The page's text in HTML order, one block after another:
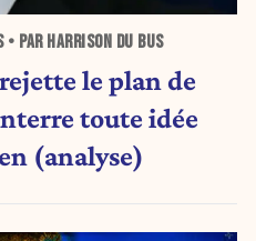
• PAR HARRISON DU BUS
le plan de
toute idée
(analyse)